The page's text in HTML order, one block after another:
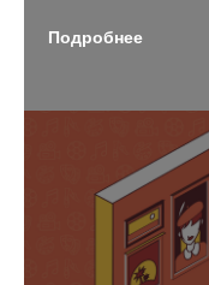
Подробнее